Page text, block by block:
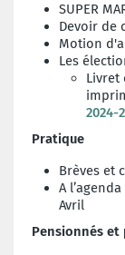
SUPER
Devoir de
Motion
Les
Livret
2024-
Pratique
Brèves et
A
Avril
Pensionnés